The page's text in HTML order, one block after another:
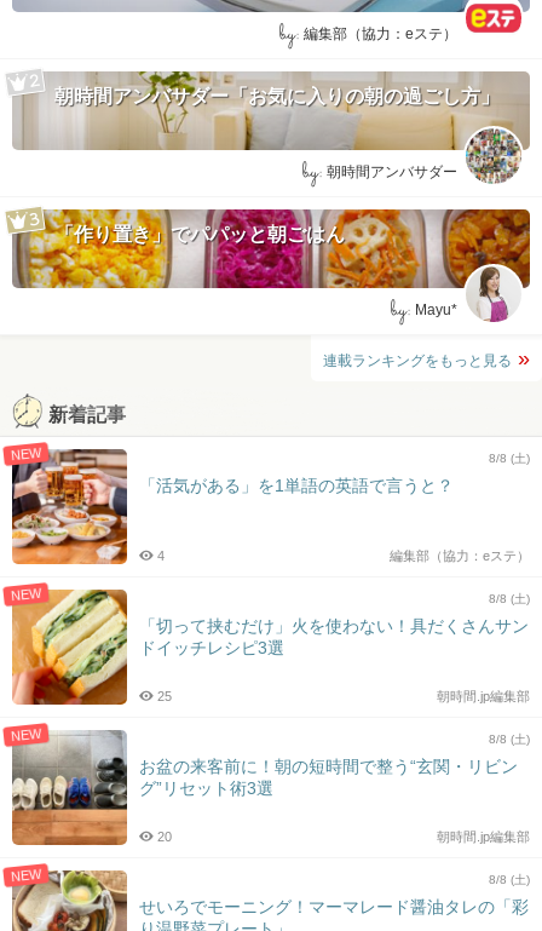
by: 編集部（協力：eステ）
朝時間アンバサダー「お気に入りの朝の過ごし方」
by: 朝時間アンバサダー
「作り置き」でパパッと朝ごはん
by: Mayu*
連載ランキングをもっと見る
新着記事
NEW 8/8 (土)
「活気がある」を1単語の英語で言うと？
編集部（協力：eステ）
4
NEW 8/8 (土)
「切って挟むだけ」火を使わない！具だくさんサン
ドイッチレシピ3選
朝時間.jp編集部
25
NEW 8/8 (土)
お盆の来客前に！朝の短時間で整う“玄関・リビン
グ”リセット術3選
朝時間.jp編集部
20
NEW 8/8 (土)
せいろでモーニング！マーマレード醤油タレの「彩